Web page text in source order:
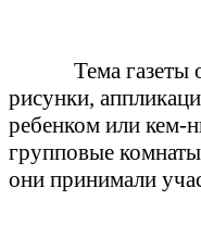
Тема газеты
рисунки,
ребенком или кем-
групповые
они принимали